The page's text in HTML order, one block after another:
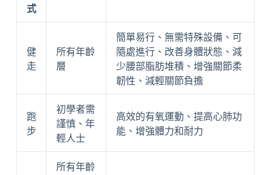
式
健
走
所有年齡
層
簡單易行、無需特殊設備、可
隨處進行、改善身體狀態、減
少腰部脂肪堆積、增強關節柔
韌性、減輕關節負擔
跑
步
初學者需
謹慎、年
輕人士
高效的有氧運動、提高心肺功
能、增強體力和耐力
所有年齡